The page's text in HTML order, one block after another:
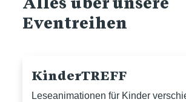
Eventreihen
KinderTREFF
Leseanimationen für Kinder